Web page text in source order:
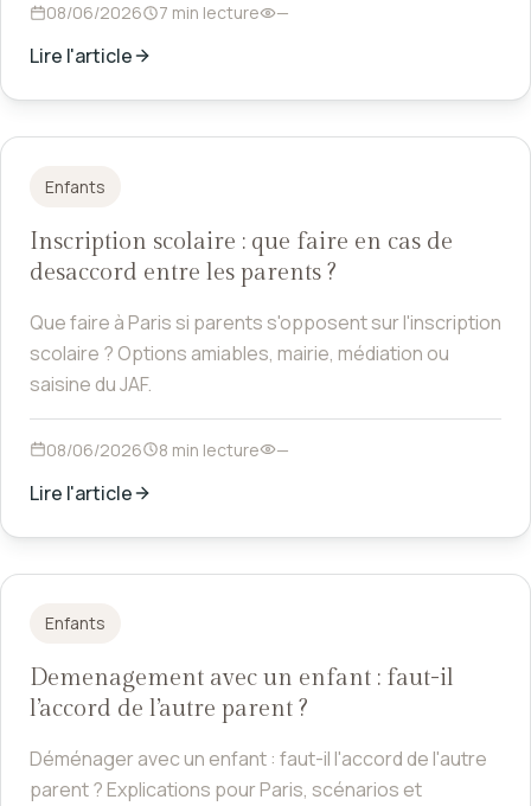
08/06/2026 7 min lecture —
Lire l'article
Enfants
Inscription scolaire : que faire en cas de
desaccord entre les parents ?
Que faire à Paris si parents s'opposent sur l'inscription
scolaire ? Options amiables, mairie, médiation ou
saisine du JAF.
08/06/2026 8 min lecture —
Lire l'article
Enfants
Demenagement avec un enfant : faut-il
l’accord de l’autre parent ?
Déménager avec un enfant : faut-il l'accord de l'autre
parent ? Explications pour Paris, scénarios et